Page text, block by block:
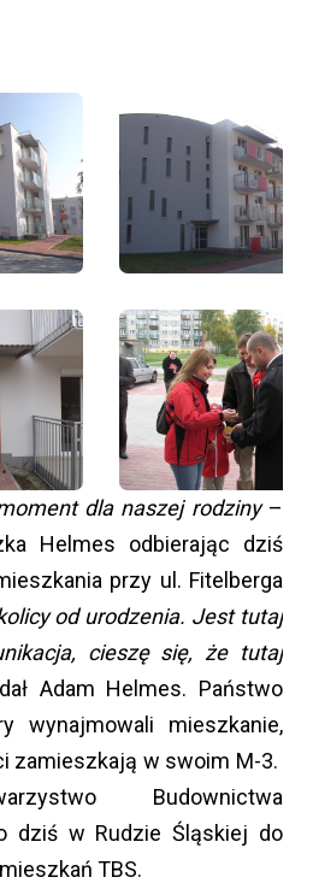
dla naszej rodziny–
Helmes odbierając dziś
przy ul. Fitelberga
od urodzenia. Jest tutaj
cieszę się, że tutaj
Adam Helmes. Państwo
wynajmowali mieszkanie,
zamieszkają w swoim M-3.
Budownictwa
dziś w Rudzie Śląskiej do
TBS.